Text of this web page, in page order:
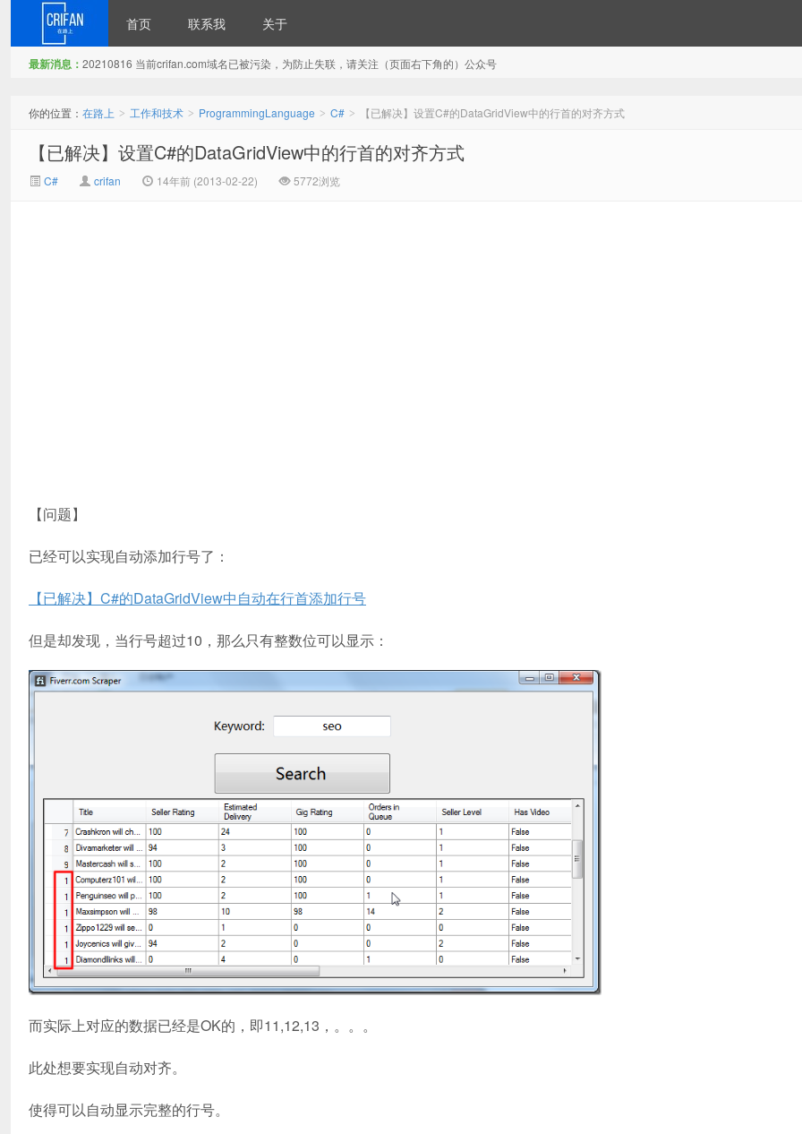
首页 联系我 关于
最新消息： 20210816 当前crifan.com域名已被污染，为防止失联，请关注（页面右下角的）公众号
你的位置： 在路上 > 工作和技术 > ProgrammingLanguage > C# > 【已解决】设置C#的DataGridView中的行首的对齐方式
【已解决】设置C#的DataGridView中的行首的对齐方式
C# crifan 14年前 (2013-02-22) 5772浏览
【问题】
已经可以实现自动添加行号了：
【已解决】C#的DataGridView中自动在行首添加行号
但是却发现，当行号超过10，那么只有整数位可以显示：
而实际上对应的数据已经是OK的，即11,12,13，。。。
此处想要实现自动对齐。
使得可以自动显示完整的行号。